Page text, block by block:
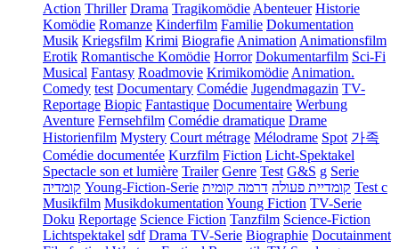
Action Thriller Drama TragikomödieAbenteuer Historie
Komödie Romanze Kinderfilm Familie Dokumentation
Musik Kriegsfilm Krimi BiografieAnimationAnimationsfilm
Erotik Romantische Komödie Horror Dokumentarfilm Sci-Fi
Musical Fantasy Roadmovie KrimikomödieAnimation.
Comedy test Documentary Comédie Jugendmagazin TV-
Reportage Biopic Fantastique Documentaire Werbung
Aventure Fernsehfilm Comédie dramatique Drame
Historienfilm Mystery Court métrage Mélodrame Spot 가족
Comédie documentée Kurzfilm Fiction Licht-Spektakel
Spectacle son et lumière Trailer Genre Test G&S g Serie
קומדיה Young-Fiction-Serie קומדיית פעולה דרמה קומית
Test c
Musikfilm MusikdokumentationYoung Fiction TV-Serie
Doku Reportage Science Fiction Tanzfilm Science-Fiction
Lichtspektakel sdf Drama TV-Serie Biographie Docutainment